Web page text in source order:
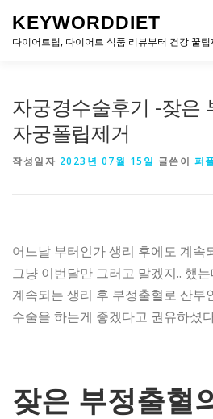
KEYWORDDIET
다이어트팁, 다이어트 식품 리뷰부터 건강 꿀
자궁경수술후기 -잦은
자궁폴립제거
작성일자 2023년 07월 15일 글쓴이 퍼
어느날 부터인가 생리 후에도 계속
그냥 이번달만 그러고 말겠지.. 했
계속되는 생리 후 부정출혈로 산부
수술을 하는게 좋겠다고 권유하셨
잦은 부정출혈